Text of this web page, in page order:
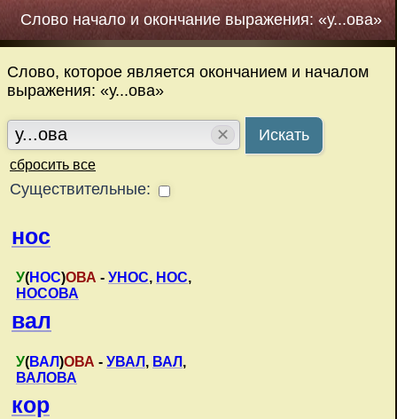
Слово начало и окончание выражения: «у...ова»
Слово, которое является окончанием и началом
выражения: «у...ова»
✕ Искать
сбросить все
Существительные:
нос
У(НОС)ОВА - УНОС, НОС,
НОСОВА
вал
У(ВАЛ)ОВА - УВАЛ , ВАЛ ,
ВАЛОВА
кор